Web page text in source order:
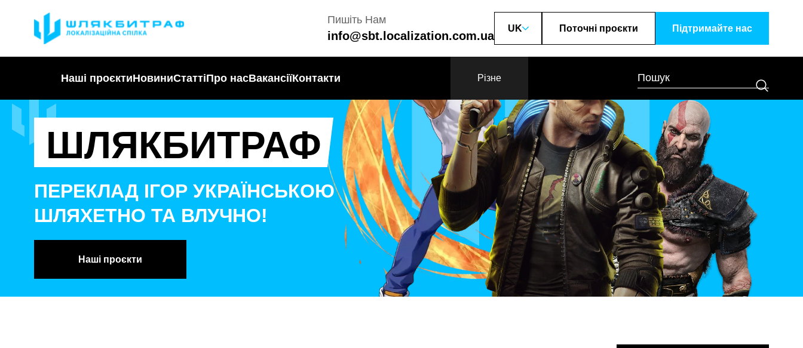
Пишіть Нам
info@sbt.localization.com.ua
UK Поточні проєкти Підтримайте наc
Наші проєктиНовиниСтаттіПро насВакансіїКонтакти Різне
ШЛЯКБИТРАФ
ПЕРЕКЛАД ІГОР УКРАЇНСЬКОЮ
ШЛЯХЕТНО ТА ВЛУЧНО!
Наші проєкти